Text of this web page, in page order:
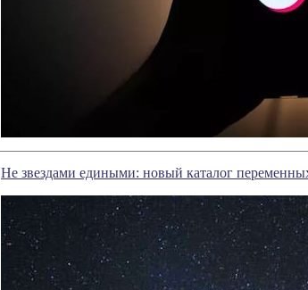
Не звездами едиными: новый каталог